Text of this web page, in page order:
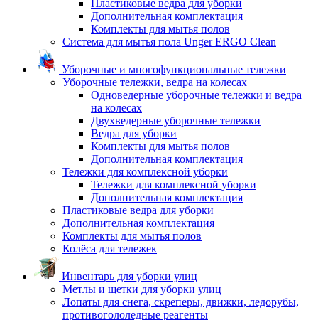
Пластиковые ведра для уборки
Дополнительная комплектация
Комплекты для мытья полов
Система для мытья пола Unger ERGO Clean
Уборочные и многофункциональные тележки
Уборочные тележки, ведра на колесах
Одноведерные уборочные тележки и ведра
на колесах
Двухведерные уборочные тележки
Ведра для уборки
Комплекты для мытья полов
Дополнительная комплектация
Тележки для комплексной уборки
Тележки для комплексной уборки
Дополнительная комплектация
Пластиковые ведра для уборки
Дополнительная комплектация
Комплекты для мытья полов
Колёса для тележек
Инвентарь для уборки улиц
Метлы и щетки для уборки улиц
Лопаты для снега, скреперы, движки, ледорубы,
противогололедные реагенты